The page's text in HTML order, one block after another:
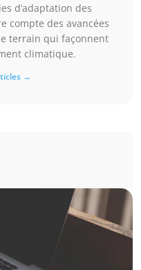
d’adaptation des
compte des avancées
terrain qui façonnent
climatique.
→